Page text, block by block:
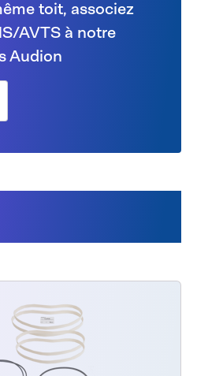
toit, associez
AVTS à notre
Audion